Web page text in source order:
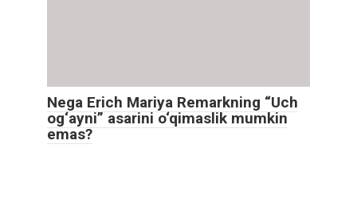
Nega Erich Mariya Remarkning “Uch
og‘ayni” asarini o‘qimaslik mumkin
emas?